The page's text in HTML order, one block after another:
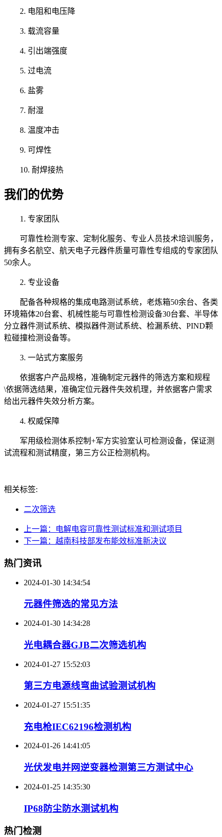
2. 电阻和电压降
3. 载流容量
4. 引出端强度
5. 过电流
6. 盐雾
7. 耐湿
8. 温度冲击
9. 可焊性
10. 耐焊接热
我们的优势
1. 专家团队
可靠性检测专家、定制化服务、专业人员技术培训服务，
拥有多名航空、航天电子元器件质量可靠性专组成的专家团队
50余人。
2. 专业设备
配备各种规格的集成电路测试系统，老炼箱50余台、各类
环境箱体20台套、机械性能与可靠性检测设备30台套、半导体
分立器件测试系统、模拟器件测试系统、检漏系统、PIND颗
粒碰撞检测设备等。
3. 一站式方案服务
依据客户产品规格，准确制定元器件的筛选方案和规程
\依据筛选结果，准确定位元器件失效机理，并依据客户需求
给出元器件失效分析方案。
4. 权威保障
军用级检测体系控制+军方实验室认可检测设备，保证测
试流程和测试精度，第三方公正检测机构。
相关标签:
二次筛选
上一篇：电解电容可靠性测试标准和测试项目
下一篇：越南科技部发布能效标准新决议
热门资讯
2024-01-30 14:34:54
元器件筛选的常见方法
2024-01-30 14:34:28
光电耦合器GJB二次筛选机构
2024-01-27 15:52:03
第三方电源线弯曲试验测试机构
2024-01-27 15:51:35
充电枪IEC62196检测机构
2024-01-26 14:41:05
光伏发电并网逆变器检测第三方测试中心
2024-01-25 14:35:30
IP68防尘防水测试机构
热门检测